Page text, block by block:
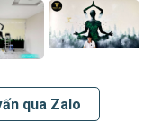
qua Zalo